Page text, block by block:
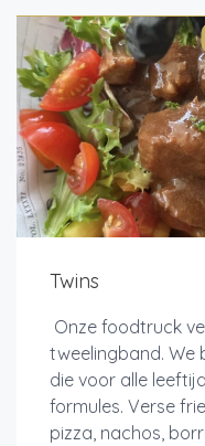
Twins
Onze foodtruck
tweelingband. We
die voor alle
formules. Verse
pizza, nachos,